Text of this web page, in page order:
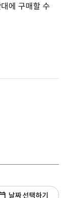
에 구매할 수
날짜 선택하기